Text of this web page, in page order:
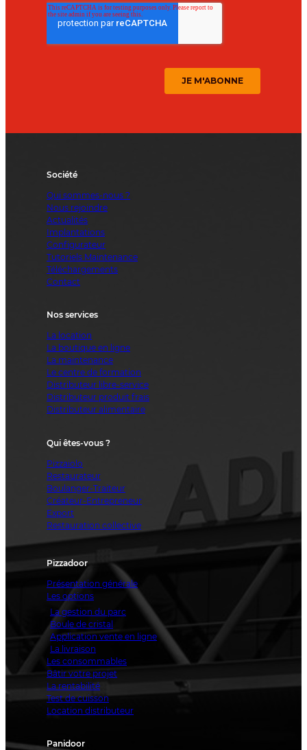
Société
Qui sommes-nous ?
Nous rejoindre
Actualités
Implantations
Configurateur
Tutoriels Maintenance
Téléchargements
Contact
Nos services
La location
La boutique en ligne
La maintenance
Le centre de formation
Distributeur libre-service
Distributeur produit frais
Distributeur alimentaire
Qui êtes-vous ?
Pizzaiolo
Restaurateur
Boulanger-Traiteur
Créateur-Entrepreneur
Export
Restauration collective
Pizzadoor
Présentation générale
Les options
La gestion du parc
Boule de cristal
Application vente en ligne
La livraison
Les consommables
Bâtir votre projet
La rentabilité
Test de cuisson
Location distributeur
Panidoor